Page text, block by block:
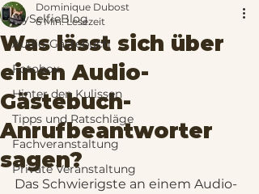
MySelfieBlog
Audio-Gästebuch
Fotobox
Hinter den Kulissen
Tipps und Ratschläge
Fachveranstaltung
Private Veranstaltung
Was lässt sich über
einen Audio-
Gästebuch-
Anrufbeantworter
sagen?
Dominique Dubost
6 Min. Lesezeit
Das Schwierigste an einem Audio-